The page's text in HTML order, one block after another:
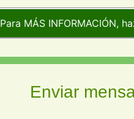
Para MÁS INFORMACIÓN,
Enviar